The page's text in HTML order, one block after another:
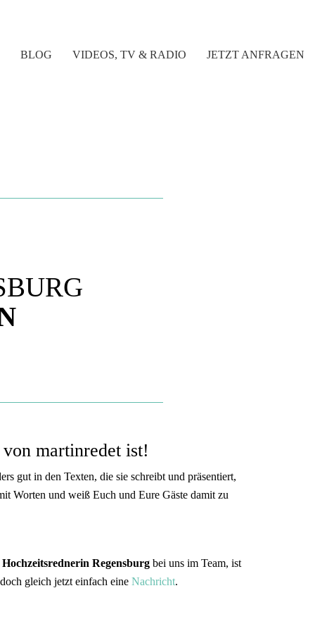
BLOG VIDEOS, TV & RADIO JETZT ANFRAGEN
martinredet ist!
gut in den Texten, die sie schreibt und präsentiert,
Worten und weiß Euch und Eure Gäste damit zu
Hochzeitsrednerin Regensburg bei uns im Team, ist
gleich jetzt einfach eine Nachricht.